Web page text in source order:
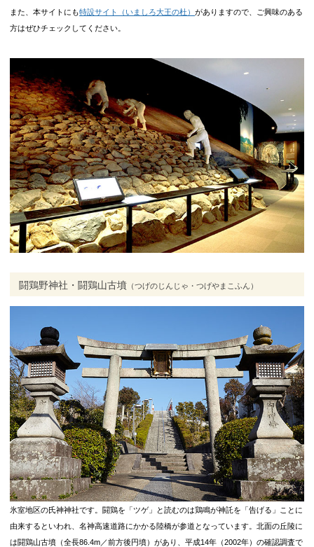
また、本サイトにも特設サイト（いましろ大王の杜） がありますので、ご興味のある
方はぜひチェックしてください。
闘鶏野神社・闘鶏山古墳（つげのじんじゃ・つげやまこふん）
氷室地区の氏神神社です。闘鶏を「ツゲ」と読むのは鶏鳴が神託を「告げる」ことに
由来するといわれ、名神高速道路にかかる陸橋が参道となっています。北面の丘陵に
は闘鶏山古墳（全長86.4m／前方後円墳）があり、平成14年（2002年）の確認調査で